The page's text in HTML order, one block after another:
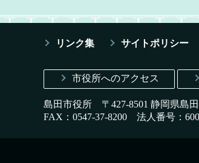
リンク集 サイトポリシー
市役所へのアクセス
島田市役所 〒427-8501 静岡県島
FAX：0547-37-8200 法人番号：